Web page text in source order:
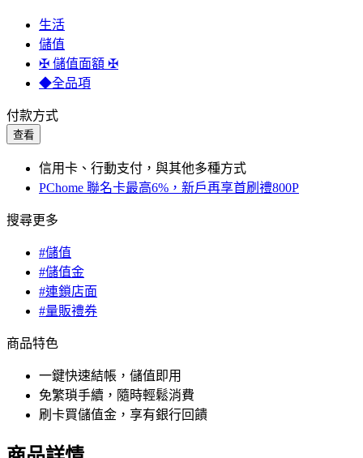
生活
儲值
✠ 儲值面額 ✠
◆全品項
付款方式
查看
信用卡、行動支付，與其他多種方式
PChome 聯名卡最高6%，新戶再享首刷禮800P
搜尋更多
#儲值
#儲值金
#連鎖店面
#量販禮券
商品特色
一鍵快速結帳，儲值即用
免繁瑣手續，隨時輕鬆消費
刷卡買儲值金，享有銀行回饋